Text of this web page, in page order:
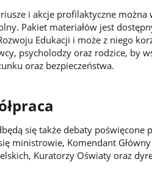
i akcje profilaktyczne
Pakiet materiałów jest
Edukacji i może z niego
psycholodzy oraz rodzice, by
oraz bezpieczeństwa.
się także debaty poświęcone
ministrowie, Komendant
Kuratorzy Oświaty oraz